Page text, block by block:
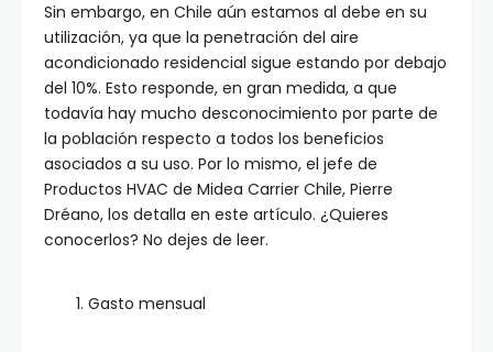
Sin embargo, en Chile aún estamos al debe en su
utilización, ya que la penetración del aire
acondicionado residencial sigue estando por debajo
del 10%. Esto responde, en gran medida, a que
todavía hay mucho desconocimiento por parte de
la población respecto a todos los beneficios
asociados a su uso. Por lo mismo, el jefe de
Productos HVAC de Midea Carrier Chile, Pierre
Dréano, los detalla en este artículo. ¿Quieres
conocerlos? No dejes de leer.
Gasto mensual